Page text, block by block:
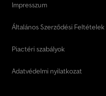
Impresszum
Általános Szerződési Feltételek
Piactéri szabályok
Adatvédelmi nyilatkozat